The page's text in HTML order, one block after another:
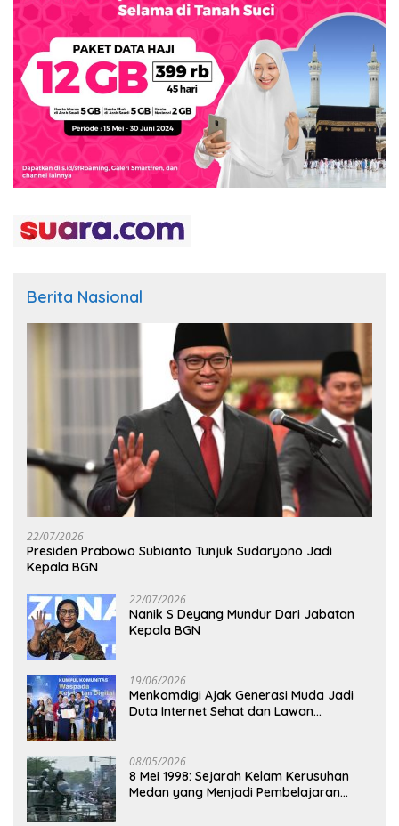
Berita Nasional
22/07/2026
Presiden Prabowo Subianto Tunjuk Sudaryono Jadi
Kepala BGN
22/07/2026
Nanik S Deyang Mundur Dari Jabatan
Kepala BGN
19/06/2026
Menkomdigi Ajak Generasi Muda Jadi
Duta Internet Sehat dan Lawan
08/05/2026
8 Mei 1998: Sejarah Kelam Kerusuhan
Medan yang Menjadi Pembelajaran